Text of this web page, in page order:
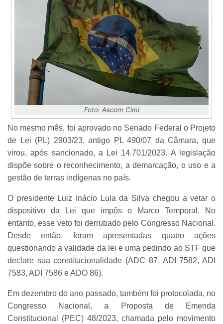
Foto: Ascom Cimi
No mesmo mês, foi aprovado no Senado Federal o Projeto
de Lei (PL) 2903/23, antigo PL 490/07 da Câmara, que
virou, após sancionado, a Lei 14.701/2023. A legislação
dispõe sobre o reconhecimento, a demarcação, o uso e a
gestão de terras indígenas no país.
O presidente Luiz Inácio Lula da Silva chegou a vetar o
dispositivo da Lei que impôs o Marco Temporal. No
entanto, esse veto foi derrubado pelo Congresso Nacional.
Desde então, foram apresentadas quatro ações
questionando a validade da lei e uma pedindo ao STF que
declare sua constitucionalidade (ADC 87, ADI 7582, ADI
7583, ADI 7586 e ADO 86).
Em dezembro do ano passado, também foi protocolada, no
Congresso Nacional, a Proposta de Emenda
Constitucional (PEC) 48/2023, chamada pelo movimento